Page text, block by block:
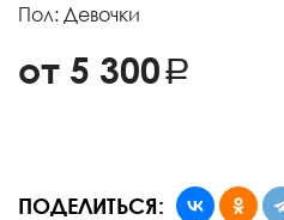
Пол: Девочки
от 5 300
ПОДЕЛИТЬСЯ: